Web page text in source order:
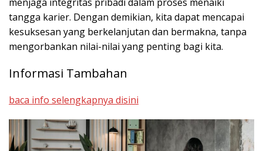
tangga karier. Dengan demikian, kita dapat mencapai
kesuksesan yang berkelanjutan dan bermakna, tanpa
mengorbankan nilai-nilai yang penting bagi kita.
Informasi Tambahan
baca info selengkapnya disini